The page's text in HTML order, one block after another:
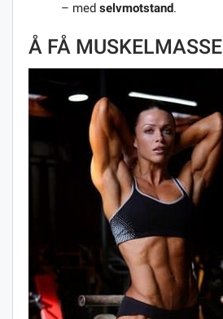
– med selvmotstand.
Å FÅ MUSKELMASSE